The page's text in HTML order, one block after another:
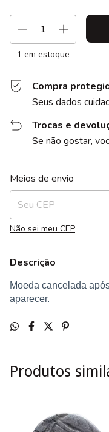
1 em estoque
Compra
Seus dados
Trocas e
Se não gostar,
Entregas para o CEP:
Meios de envio
Não sei meu CEP
Descrição
Moeda cancelada
aparecer.
Produtos